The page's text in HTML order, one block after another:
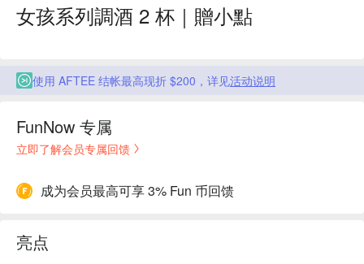
女孩系列調酒 2 杯｜贈小點
使用 AFTEE 结帐最高现折 $200，详见活动说明
FunNow 专属
立即了解会员专属回馈
成为会员最高可享 3% Fun 币回馈
亮点